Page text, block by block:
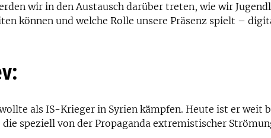
wir in den Austausch darüber treten, wie wir
können und welche Rolle unsere Präsenz spielt –
als IS-Krieger in Syrien kämpfen. Heute ist er weit
speziell von der Propaganda extremistischer